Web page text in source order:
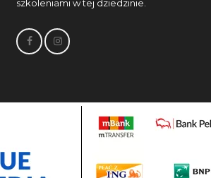
szkoleniami w tej dziedzinie.